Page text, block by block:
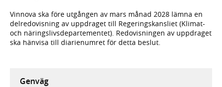
Vinnova ska före utgången av mars månad 2028 lämna en
delredovisning av uppdraget till Regeringskansliet (Klimat-
och näringslivsdepartementet). Redovisningen av uppdraget
ska hänvisa till diarienumret för detta beslut.
Genväg